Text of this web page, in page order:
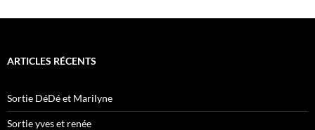
ARTICLES RÉCENTS
Sortie DéDé et Marilyne
Sortie yves et renée